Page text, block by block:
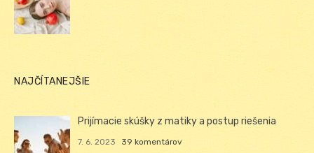
NAJČÍTANEJŠIE
Prijímacie skúšky z matiky a postup riešenia
7. 6. 2023 39 komentárov